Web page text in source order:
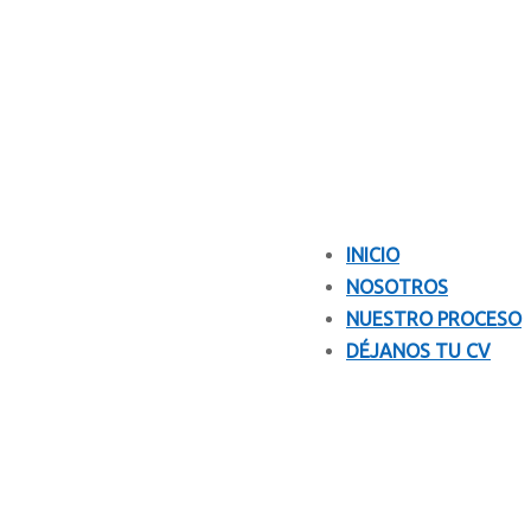
INICIO
NOSOTROS
NUESTRO PROCESO
DÉJANOS TU CV